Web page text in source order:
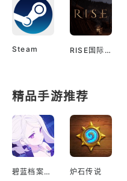
Steam RISE国际服
精品手游推荐
碧蓝档案国际服 炉石传说